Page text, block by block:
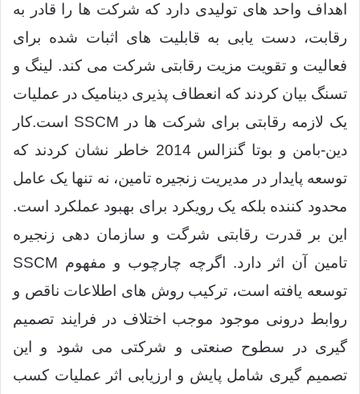
اهداف واحد های تولیدی دارد که شرکت ها را قادر به
رقابت، دست یابی به قابلیت های اثبات شده برای
فعالیت و تقویت مزیت رقابتی شرکت می کند. لینگ و
تسنگ بیان کردند که انعطاف پذیری دینامیک در عملیات
یک لازمه رقابتی برای شرکت ها در SSCM است.کار
دین-بامن و بوتا گنزالس 2014 خاطر نشان کردند که
توسعه پایدار در مدیریت زنجیره تامین، نه تنها یک عامل
محدود کننده بلکه یک رویکرد برای بهبود عملکرد است.
این بر قدرت رقابتی شرگت و سازمان دهی زنجیره
تامین آن اثر دارد. اگرچه چارچوب و مفهوم SSCM
توسعه یافته است، ترکیب روش های اطلاعات ناقص و
روابط درونی موجود موجب اختلاف در فرایند تصمیم
گیری در سطوح صنعتی و شرکتی می شود و این
تصمیم گیری شامل پایش و ارزیابی اثر عملیات کسب